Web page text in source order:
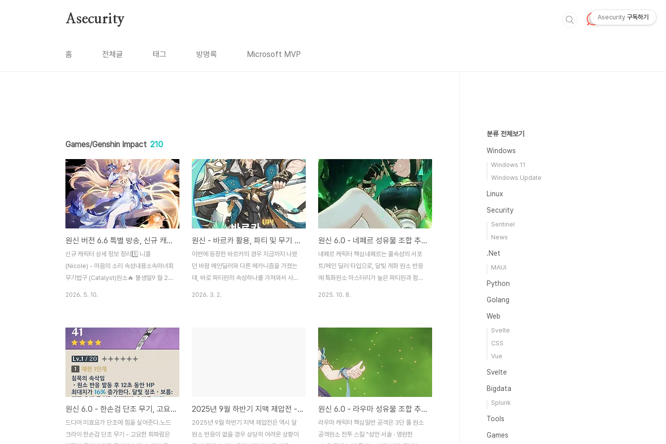
Asecurity
홈 전체글 태그 방명록 Microsoft MVP
Games/Genshin Impact 210
원신 버전 6.6 특별 방송, 신규 캐릭터 정보 & 리딤코드
신규 캐릭터 상세 정보 정리1️⃣ 니콜
(Nicole) - 마음의 소리 속성내용소속마녀회
무기법구 (Catalyst)원소🔥 불생일9 월 29
화살촉 속성내용소속페보니우스 기사단무기
장병기 (Polearm)원소❄️ 얼음생일4 월 3
일📜 스킬 특징:서풍 기사단 원격 부대 차장
으로서의 특수 전술비정통 전술과 얼음 원소
의 시너지 활용원소 충전 효율이 높은 장병기
사용3️⃣ 프루네 (Prune) - 돌아온 동심 속성
내용소속몬드성무기법구 (Catalyst)원소🌬️
바람생일11 월 20 일📜 스킬 특징:마녀 사냥
꾼 배경을 ..
2026. 5. 10.
원신 - 바르카 활용, 파티 및 무기 조합
이번에 등장한 바르카의 경우 지금까지 나왔
던 바람 메인딜러와 다른 메카니즘을 가졌는
데, 바로 파티원의 속성하나를 가져와서 사용
시간이 단축된다. 그리고 사용이 가능할때 머
리 위로 임팩트가 생성되므로 이를 보고 사용
하고, 다시 일반공격 진행 또 사용가능할때
2026. 3. 2.
원신 6.0 - 네페르 성유물 조합 추천 파티 조합
네페르 캐릭터 핵심네페르는 풀속성의 서포
트/메인 딜러 타입으로, 달빛 개화 원소 반응
에 특화원소 마스터리가 높은 파티원과 함께
시브 특성에서 "달 개화 반응 피해 증가" 옵션
이 내재네페르의 위글(스킬) 정보는 다음과
같습니다. 네페르는 원소 마스터리(EM) 기반
의 달 개화 반응 중심 딜러로, 기동성과 연계
성이 뛰어난 스킬 구성과 파티 시너지 능력을
가지고 있습니다.네페르 주요 스킬춤추는 뱀
(일반공격)네페르는 강공격이 특수한데, 적에
게 돌진하어 적에게 추가 피해를 방식의 뱀걸
음을 하게 된다.최대 4번 공격하며, 뱀걸음
2025. 10. 8.
원신 6.0 - 한손검 단조 무기, 고요한 휘파람 능력
드디어 미효요가 단조에 힘을 실어준다.노드
크라이 한손검 단조 무기 - 고요한 휘파람은
2025년 9월 하반기 지맥 제압전 - 무/소과금 공략
2025년 9월 하반기 지맥 제압전은 역시 달
원소 반응이 없을 경우 상당히 어려운 상황이
원신 6.0 - 라우마 성유물 조합 추천 파티 조합
라우마 캐릭터 핵심일반 공격은 3단 풀 원소
공격원소 전투 스킬 "성언 서술 · 영원한
분류 전체보기
Windows
Windows 11
Windows Update
Linux
Security
Sentinel
News
.Net
MAUI
Python
Golang
Web
Svelte
CSS
Vue
Svelte
Bigdata
Splunk
Tools
Games
Asecurity 구독하기